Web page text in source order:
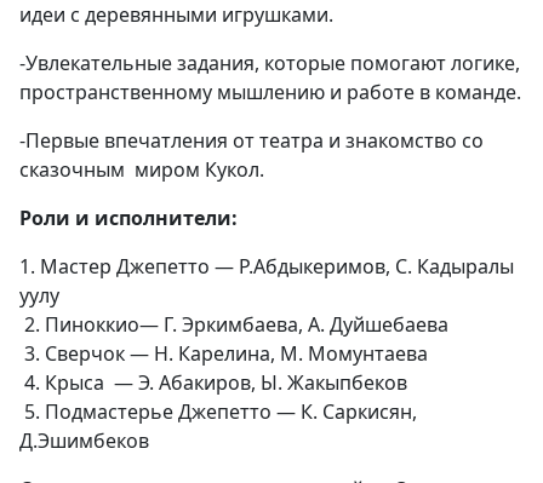
идеи с деревянными игрушками.
-Увлекательные задания, которые помогают логике,
пространственному мышлению и работе в команде.
-Первые впечатления от театра и знакомство со
сказочным миром Кукол.
Роли и исполнители:
1. Мастер Джепетто — Р.Абдыкеримов, С. Кадыралы
уулу
2. Пиноккио— Г. Эркимбаева, А. Дуйшебаева
3. Сверчок — Н. Карелина, М. Момунтаева
4. Крыса — Э. Абакиров, Ы. Жакыпбеков
5. Подмастерье Джепетто — К. Саркисян,
Д.Эшимбеков